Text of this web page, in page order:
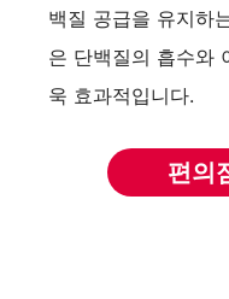
백질 공급을 유지하
은 단백질의 흡수와
욱 효과적입니다.
편의